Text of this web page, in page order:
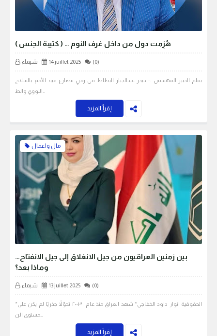
هُزِمت دول من داخل غرف النوم … ( كتيبة الجنس )
شيماء 14 juillet 2025 (0)
بقلم الخبير المهندس :- حيدر عبدالجبار البطاط في زمنٍ تتصارع فيه الأمم بالسلاح
إقرأ المزيد
مال واعمال
بين زمنين العراقيون من جيل الانغلاق إلى جيل الانفتاح…
وماذا بعد؟
شيماء 13 juillet 2025 (0)
*الحقوقية انوار داود الخفاجي* شهد العراق منذ عام ٢٠٠٣ تحوّلاً جذريًا لم يكن على
إقرأ المزيد